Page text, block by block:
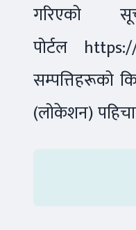
गरिएको
पोर्टल
सम्पत्तिहरूको
(लोकेशन)